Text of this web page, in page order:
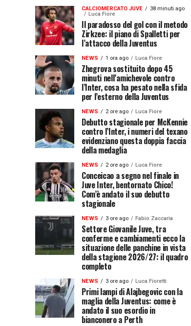
CALCIOMERCATO JUVE
38 minuti ago
Luca Fiore
Il paradosso del gol con il metodo
Zirkzee: il piano di Spalletti per
l’attacco della Juventus
NEWS 1 ora ago Luca Fiore
Zhegrova sostituito dopo 45
minuti nell’amichevole contro
l’Inter, cosa ha pesato nella sfida
per l’esterno della Juventus
NEWS 2 ore ago Luca Fiore
Debutto stagionale per McKennie
contro l’Inter, i numeri del texano
evidenziano questa doppia faccia
della medaglia
NEWS 2 ore ago Luca Fiore
Conceicao a segno nel finale in
Juve Inter, bentornato Chico!
Com’è andato il suo debutto
stagionale
NEWS 3 ore ago Fabio Zaccaria
Settore Giovanile Juve, tra
conferme e cambiamenti ecco la
situazione delle panchine in vista
della stagione 2026/27: il quadro
completo
NEWS 3 ore ago Luca Fioretti
Primi lampi di Alajbegovic con la
maglia della Juventus: come è
andato il suo esordio in
bianconero a Perth